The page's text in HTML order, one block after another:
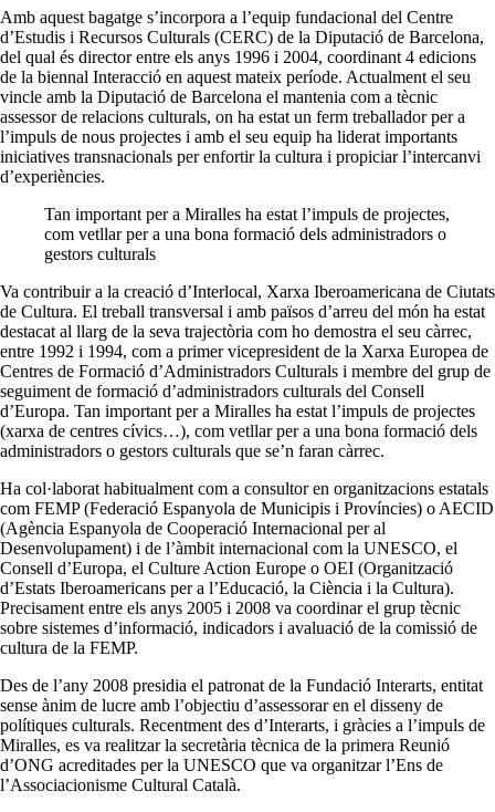
Amb aquest bagatge s’incorpora a l’equip fundacional del Centre
d’Estudis i Recursos Culturals (CERC) de la Diputació de Barcelona,
del qual és director entre els anys 1996 i 2004, coordinant 4 edicions
de la biennal Interacció en aquest mateix període. Actualment el seu
vincle amb la Diputació de Barcelona el mantenia com a tècnic
assessor de relacions culturals, on ha estat un ferm treballador per a
l’impuls de nous projectes i amb el seu equip ha liderat importants
iniciatives transnacionals per enfortir la cultura i propiciar l’intercanvi
d’experiències.
Tan important per a Miralles ha estat l’impuls de projectes,
com vetllar per a una bona formació dels administradors o
gestors culturals
Va contribuir a la creació d’Interlocal, Xarxa Iberoamericana de Ciutats
de Cultura. El treball transversal i amb països d’arreu del món ha estat
destacat al llarg de la seva trajectòria com ho demostra el seu càrrec,
entre 1992 i 1994, com a primer vicepresident de la Xarxa Europea de
Centres de Formació d’Administradors Culturals i membre del grup de
seguiment de formació d’administradors culturals del Consell
d’Europa. Tan important per a Miralles ha estat l’impuls de projectes
(xarxa de centres cívics…), com vetllar per a una bona formació dels
administradors o gestors culturals que se’n faran càrrec.
Ha col·laborat habitualment com a consultor en organitzacions estatals
com FEMP (Federació Espanyola de Municipis i Províncies) o AECID
(Agència Espanyola de Cooperació Internacional per al
Desenvolupament) i de l’àmbit internacional com la UNESCO, el
Consell d’Europa, el Culture Action Europe o OEI (Organització
d’Estats Iberoamericans per a l’Educació, la Ciència i la Cultura).
Precisament entre els anys 2005 i 2008 va coordinar el grup tècnic
sobre sistemes d’informació, indicadors i avaluació de la comissió de
cultura de la FEMP.
Des de l’any 2008 presidia el patronat de la Fundació Interarts, entitat
sense ànim de lucre amb l’objectiu d’assessorar en el disseny de
polítiques culturals. Recentment des d’Interarts, i gràcies a l’impuls de
Miralles, es va realitzar la secretària tècnica de la primera Reunió
d’ONG acreditades per la UNESCO que va organitzar l’Ens de
l’Associacionisme Cultural Català.